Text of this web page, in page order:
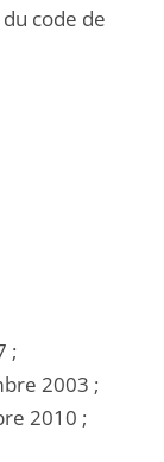
code de
;
2003 ;
2010 ;